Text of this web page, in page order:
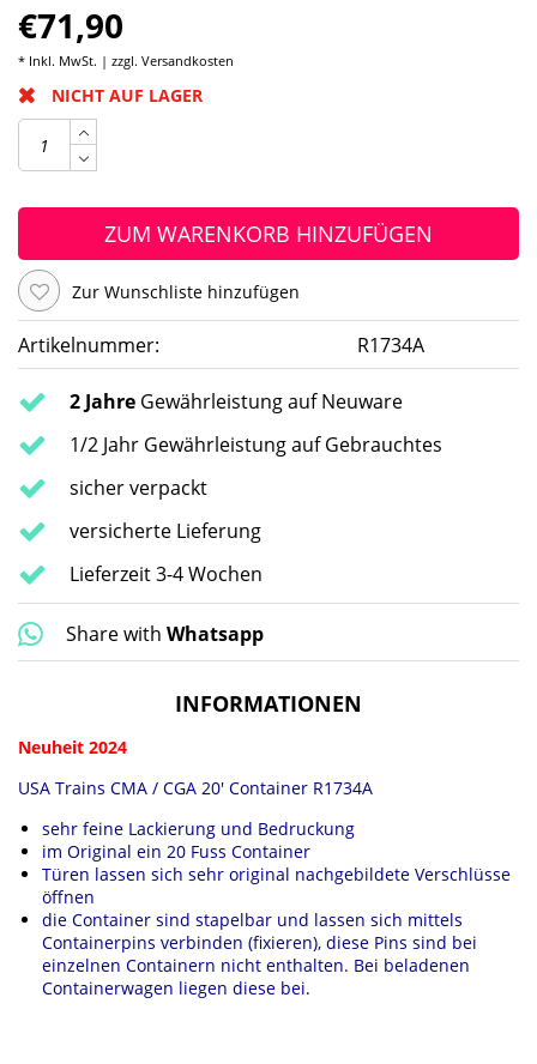
€71,90
* Inkl. MwSt. | zzgl. Versandkosten
NICHT AUF LAGER
ZUM WARENKORB HINZUFÜGEN
Zur Wunschliste hinzufügen
Artikelnummer: R1734A
2 Jahre Gewährleistung auf Neuware
1/2 Jahr Gewährleistung auf Gebrauchtes
sicher verpackt
versicherte Lieferung
Lieferzeit 3-4 Wochen
Share with Whatsapp
INFORMATIONEN
Neuheit 2024
USA Trains CMA / CGA 20' Container R1734A
sehr feine Lackierung und Bedruckung
im Original ein 20 Fuss Container
Türen lassen sich sehr original nachgebildete Verschlüsse
öffnen
die Container sind stapelbar und lassen sich mittels
Containerpins verbinden (fixieren), diese Pins sind bei
einzelnen Containern nicht enthalten. Bei beladenen
Containerwagen liegen diese bei.